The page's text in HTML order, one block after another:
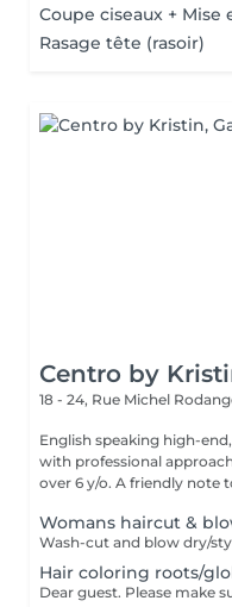
Coupe ciseaux + Mise
Rasage tête (rasoir)
Centro by
18 - 24, Rue Michel
English speaking high-
with professional
over 6 y/o. A friendly
Womans haircut &
Wash-cut and blow dry/
Hair coloring roots/